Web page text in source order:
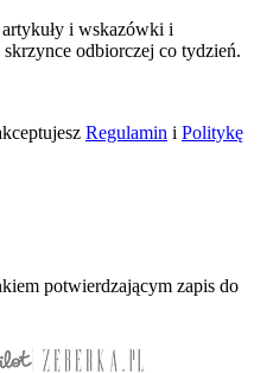
i wskazówki i
odbiorczej co tydzień.
Regulamin i Politykę
potwierdzającym zapis do